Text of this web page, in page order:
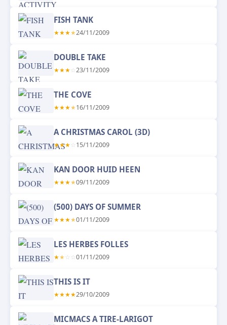
FISH TANK
★★★★24/11/2009
DOUBLE TAKE
★★★ ☆23/11/2009
THE COVE
★★★★16/11/2009
A CHRISTMAS CAROL (3D)
★★★ ☆ 15/11/2009
KAN DOOR HUID HEEN
★★★★09/11/2009
(500) DAYS OF SUMMER
★★★★01/11/2009
LES HERBES FOLLES
★★ ☆ ☆01/11/2009
THIS IS IT
★★★★29/10/2009
MICMACS A TIRE-LARIGOT